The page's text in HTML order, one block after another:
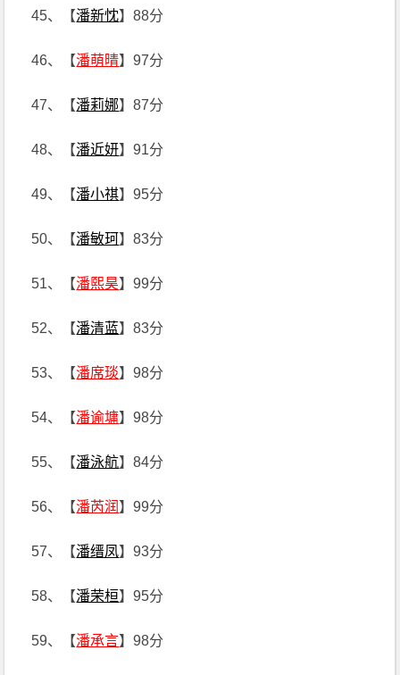
45、【潘新忱】88分
46、【潘萌晴】97分
47、【潘莉娜】87分
48、【潘近妍】91分
49、【潘小祺】95分
50、【潘敏珂】83分
51、【潘熙昊】99分
52、【潘清蓝】83分
53、【潘席琰】98分
54、【潘谕墉】98分
55、【潘泳航】84分
56、【潘芮润 】99分
57、【潘缙凤】93分
58、【潘荣桓】95分
59、【潘承言】98分